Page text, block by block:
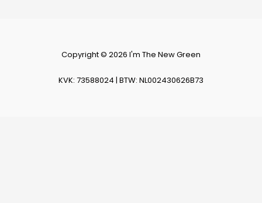
Copyright © 2026 I'm The New Green
KVK: 73588024 | BTW: NL002430626B73